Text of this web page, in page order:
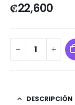
₡22,600
DESCRIPCIÓN